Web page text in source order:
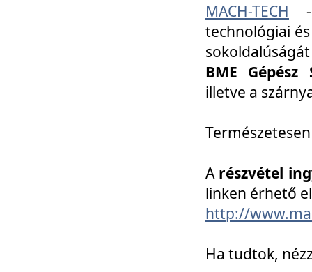
MACH-TECH
technológiai
BME
illetve a
A részvétel
linken érhető
http://
Ha tudtok,